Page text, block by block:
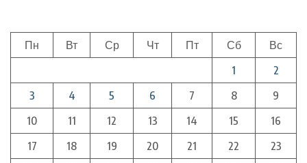
Пн Вт Ср Чт Пт Сб
Вс
1
2
3
4 5 6 7 8
9
10
11 12 13 14 15
16
17
18 19 20 21 22
23